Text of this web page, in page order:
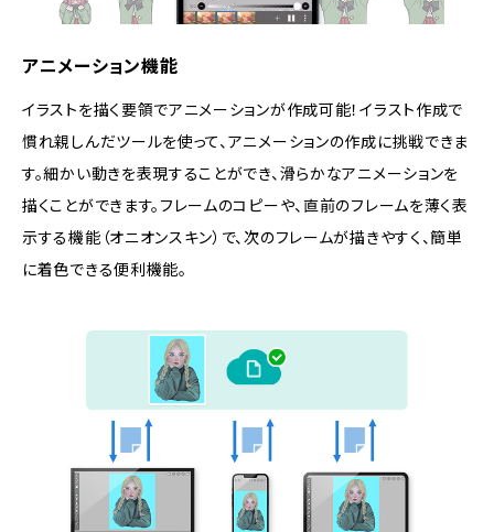
アニメーション機能
イラストを描く要領でアニメーションが作成可能！イラスト作成で
慣れ親しんだツールを使って、アニメーションの作成に挑戦できま
す。細かい動きを表現することができ、滑らかなアニメーションを
描くことができます。フレームのコピーや、直前のフレームを薄く表
示する機能（オニオンスキン）で、次のフレームが描きやすく、簡単
に着色できる便利機能。